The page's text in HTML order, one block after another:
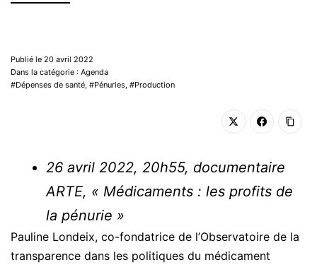
Publié le 20 avril 2022
Dans la catégorie : Agenda
Dépenses de santé
Pénuries Production
26 avril 2022, 20h55, documentaire
ARTE, « Médicaments : les profits de
la pénurie »
Pauline Londeix, co-fondatrice de l’Observatoire de la
transparence dans les politiques du médicament